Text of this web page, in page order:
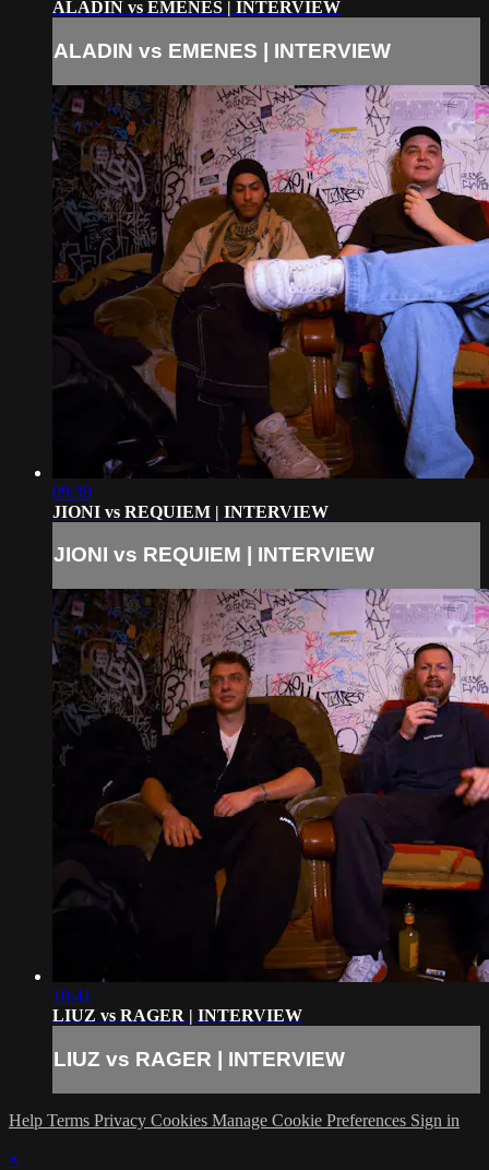
ALADIN vs EMENES | INTERVIEW
ALADIN vs EMENES | INTERVIEW
09:39
JIONI vs REQUIEM | INTERVIEW
JIONI vs REQUIEM | INTERVIEW
10:41
LIUZ vs RAGER | INTERVIEW
LIUZ vs RAGER | INTERVIEW
Help Terms Privacy Cookies Manage Cookie Preferences Sign in
×